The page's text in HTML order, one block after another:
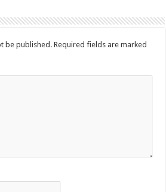
be published. Required fields are marked